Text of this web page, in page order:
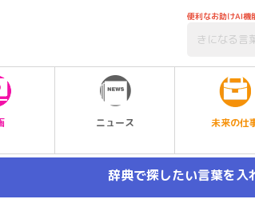
便利なお助けAI機
ニュース 未来の仕
辞典で探したい言葉を入